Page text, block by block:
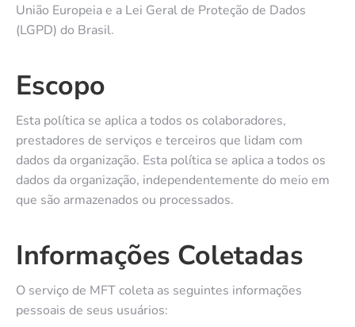
União Europeia e a Lei Geral de Proteção de Dados
(LGPD) do Brasil.
Escopo
Esta política se aplica a todos os colaboradores,
prestadores de serviços e terceiros que lidam com
dados da organização. Esta política se aplica a todos os
dados da organização, independentemente do meio em
que são armazenados ou processados.
Informações Coletadas
O serviço de MFT coleta as seguintes informações
pessoais de seus usuários: